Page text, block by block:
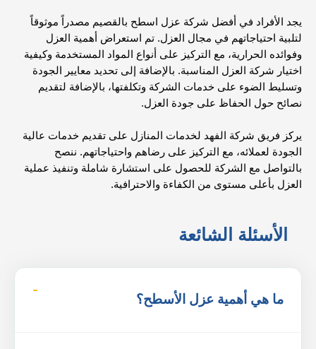
يجد الأفراد في أفضل شركة عزل اسطح بالقصيم مصدراً موثوقاً
لتلبية احتياجاتهم في مجال العزل. تم استعراض أهمية العزل
وفوائده الحرارية، مع التركيز على أنواع المواد المستخدمة وكيفية
اختيار شركة العزل المناسبة. بالإضافة إلى تحديد معايير الجودة
وتسليط الضوء على خدمات الشركة وتكلفتها، بالإضافة لتقديم
نصائح حول الحفاظ على جودة العزل.
يركز فريق شركة الفهد لخدمات المنازل على تقديم خدمات عالية
الجودة لعملائه، مع التركيز على رضاهم واحتياجاتهم. ننصح
بالتواصل مع الشركة للحصول على استشارة شاملة وتنفيذ عملية
العزل بأعلى مستوى من الكفاءة والاحترافية.
الأسئلة الشائعة
ما هي أهمية عزل الأسطح؟